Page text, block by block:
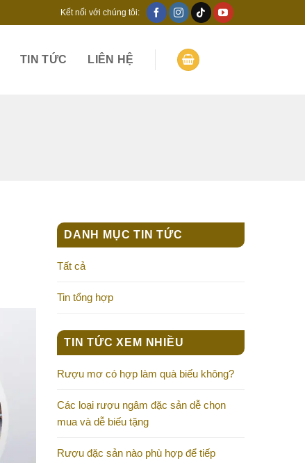
Kết nối với chúng tôi:
TIN TỨC LIÊN HỆ
DANH MỤC TIN TỨC
Tất cả
Tin tổng hợp
TIN TỨC XEM NHIỀU
Rượu mơ có hợp làm quà biếu không?
Các loại rượu ngâm đặc sản dễ chọn
mua và dễ biếu tặng
Rượu đặc sản nào phù hợp để tiếp